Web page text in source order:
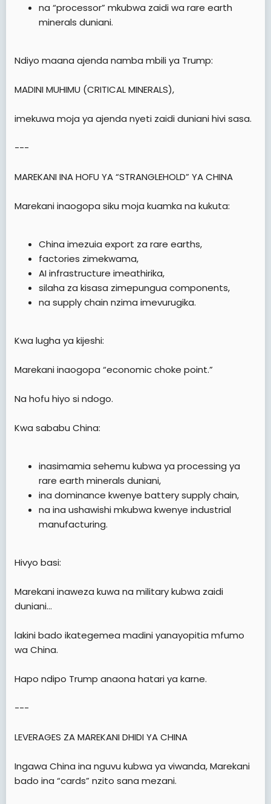
na “processor” mkubwa zaidi wa rare earth
minerals duniani.
Ndiyo maana ajenda namba mbili ya Trump:
MADINI MUHIMU (CRITICAL MINERALS),
imekuwa moja ya ajenda nyeti zaidi duniani hivi sasa.
---
MAREKANI INA HOFU YA “STRANGLEHOLD” YA CHINA
Marekani inaogopa siku moja kuamka na kukuta:
China imezuia export za rare earths,
factories zimekwama,
AI infrastructure imeathirika,
silaha za kisasa zimepungua components,
na supply chain nzima imevurugika.
Kwa lugha ya kijeshi:
Marekani inaogopa “economic choke point.”
Na hofu hiyo si ndogo.
Kwa sababu China:
inasimamia sehemu kubwa ya processing ya
rare earth minerals duniani,
ina dominance kwenye battery supply chain,
na ina ushawishi mkubwa kwenye industrial
manufacturing.
Hivyo basi:
Marekani inaweza kuwa na military kubwa zaidi
duniani…
lakini bado ikategemea madini yanayopitia mfumo
wa China.
Hapo ndipo Trump anaona hatari ya karne.
---
LEVERAGES ZA MAREKANI DHIDI YA CHINA
Ingawa China ina nguvu kubwa ya viwanda, Marekani
bado ina “cards” nzito sana mezani.